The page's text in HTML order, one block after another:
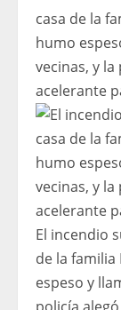
El incendio
de la
espeso y